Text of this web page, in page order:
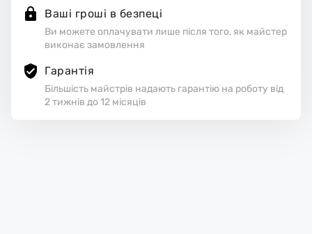
Ваші гроші в безпеці
Ви можете оплачувати лише після того, як майстер
виконає замовлення
Гарантія
Більшість майстрів надають гарантію на роботу від
2 тижнів до 12 місяців